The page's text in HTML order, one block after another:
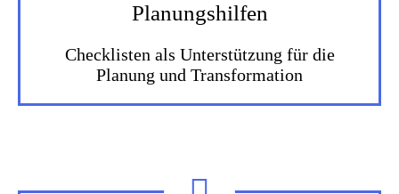
Planungshilfen
Checklisten als Unterstützung für die
Planung und Transformation